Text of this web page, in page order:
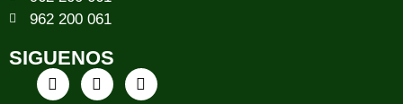
962 200 061
SIGUENOS